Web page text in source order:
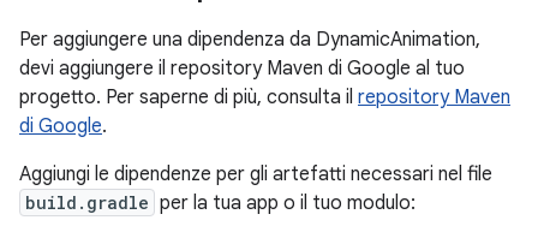
Per aggiungere una dipendenza da DynamicAnimation,
devi aggiungere il repository Maven di Google al tuo
progetto. Per saperne di più, consulta il repository Maven
di Google.
Aggiungi le dipendenze per gli artefatti necessari nel file
build.gradle per la tua app o il tuo modulo: